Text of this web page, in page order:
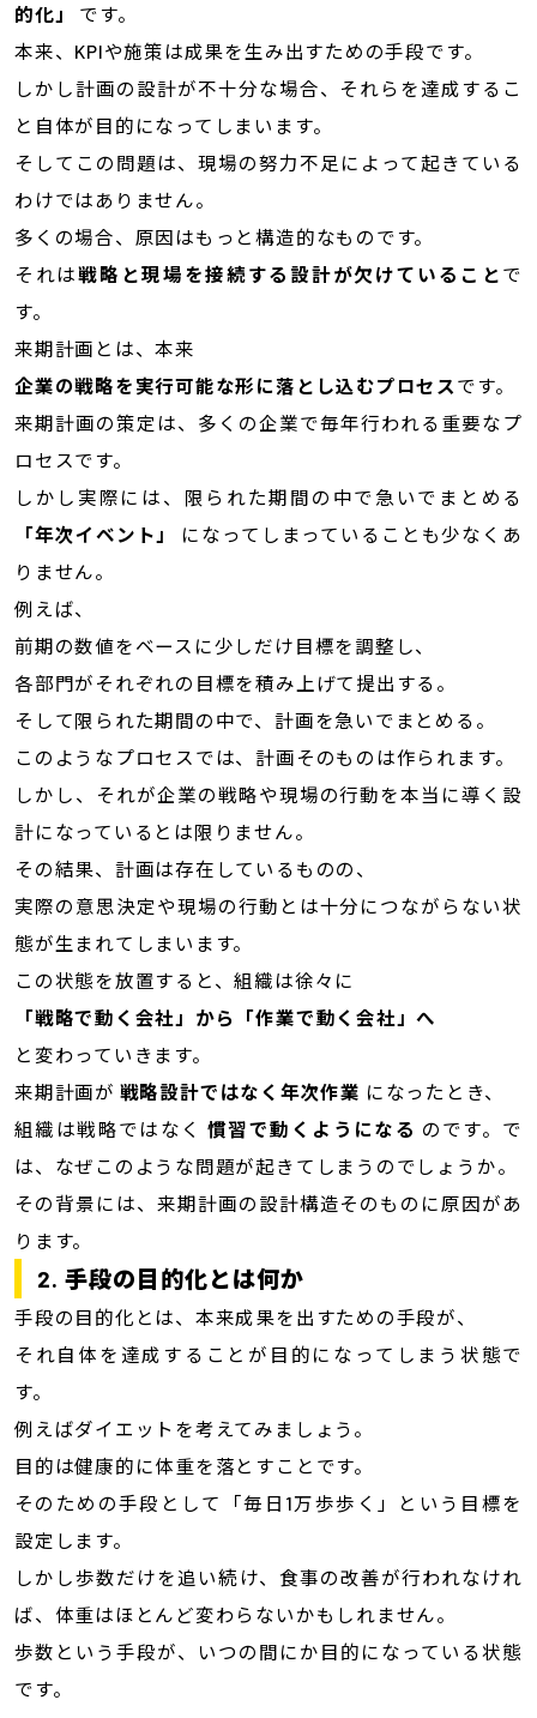
的化」
です。
本来、KPIや施策は成果を生み出すための手段です。
しかし計画の設計が不十分な場合、それらを達成するこ
と自体が目的になってしまいます。
そしてこの問題は、現場の努力不足によって起きている
わけではありません。
多くの場合、原因はもっと構造的なものです。
それは戦略と現場を接続する設計が欠けていること で
す。
来期計画とは、本来
企業の戦略を実行可能な形に落とし込むプロセス です。
来期計画の策定は、多くの企業で毎年行われる重要なプ
ロセスです。
しかし実際には、限られた期間の中で急いでまとめる
「年次イベント」
になってしまっていることも少なくあ
りません。
例えば、
前期の数値をベースに少しだけ目標を調整し、
各部門がそれぞれの目標を積み上げて提出する。
そして限られた期間の中で、計画を急いでまとめる。
このようなプロセスでは、計画そのものは作られます。
しかし、それが企業の戦略や現場の行動を本当に導く設
計になっているとは限りません。
その結果、計画は存在しているものの、
実際の意思決定や現場の行動とは十分につながらない状
態が生まれてしまいます。
この状態を放置すると、組織は徐々に
「戦略で動く会社」から「作業で動く会社」へ
と変わっていきます。
来期計画が 戦略設計ではなく年次作業 になったとき、
組織は戦略ではなく慣習で動くようになる のです。で
は、なぜこのような問題が起きてしまうのでしょうか。
その背景には、来期計画の設計構造そのものに原因があ
ります。
2. 手段の目的化とは何か
手段の目的化とは、本来成果を出すための手段が、
それ自体を達成することが目的になってしまう状態で
す。
例えばダイエットを考えてみましょう。
目的は健康的に体重を落とすことです。
そのための手段として「毎日1万歩歩く」という目標を
設定します。
しかし歩数だけを追い続け、食事の改善が行われなけれ
ば、体重はほとんど変わらないかもしれません。
歩数という手段が、いつの間にか目的になっている状態
です。